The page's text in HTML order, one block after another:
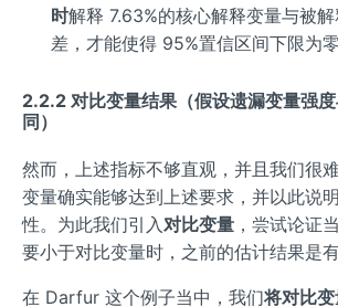
时解释 7.63%的核心解释变量与被
差，才能使得 95%置信区间下限为零
2.2.2 对比变量结果（假设遗漏变量强
同）
然而，上述指标不够直观，并且我们很
变量确实能够达到上述要求，并以此说
性。为此我们引入对比变量 ，尝试论证
要小于对比变量时，之前的估计结果是有
在 Darfur 这个例子当中，我们将对比